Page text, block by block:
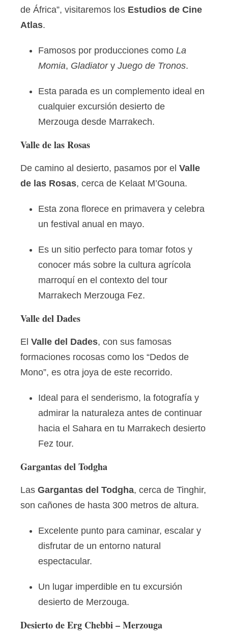
de África”, visitaremos los Estudios de Cine
Atlas.
Famosos por producciones como La
Momia, Gladiatory Juego de Tronos.
Esta parada es un complemento ideal en
cualquier excursión desierto de
Merzouga desde Marrakech.
Valle de las Rosas
De camino al desierto, pasamos por el Valle
de las Rosas, cerca de Kelaat M’Gouna.
Esta zona florece en primavera y celebra
un festival anual en mayo.
Es un sitio perfecto para tomar fotos y
conocer más sobre la cultura agrícola
marroquí en el contexto del tour
Marrakech Merzouga Fez.
Valle del Dades
El Valle del Dades, con sus famosas
formaciones rocosas como los “Dedos de
Mono”, es otra joya de este recorrido.
Ideal para el senderismo, la fotografía y
admirar la naturaleza antes de continuar
hacia el Sahara en tu Marrakech desierto
Fez tour.
Gargantas del Todgha
Las Gargantas del Todgha, cerca de Tinghir,
son cañones de hasta 300 metros de altura.
Excelente punto para caminar, escalar y
disfrutar de un entorno natural
espectacular.
Un lugar imperdible en tu excursión
desierto de Merzouga.
Desierto de Erg Chebbi – Merzouga